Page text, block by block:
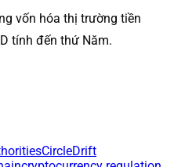
vốn hóa thị trường tiền
tính đến thứ Năm.
CircleDrift